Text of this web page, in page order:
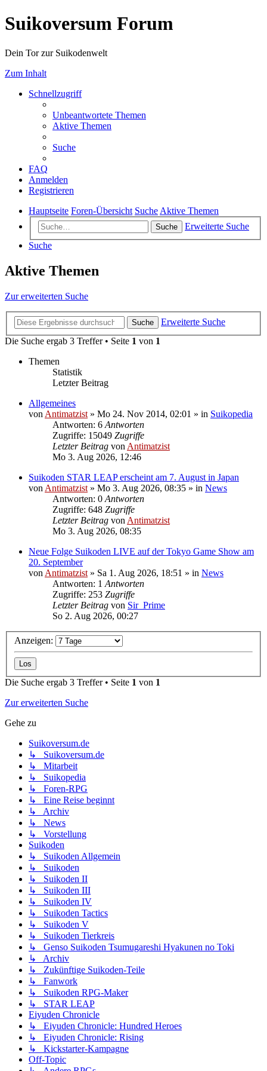
Suikoversum Forum
Dein Tor zur Suikodenwelt
Zum Inhalt
Schnellzugriff
Unbeantwortete Themen
Aktive Themen
Suche
FAQ
Anmelden
Registrieren
Hauptseite Foren-Übersicht Suche Aktive Themen
Suche
Erweiterte Suche
Suche
Aktive Themen
Zur erweiterten Suche
Suche
Erweiterte Suche
Die Suche ergab 3 Treffer • Seite 1 von 1
Themen
Statistik
Letzter Beitrag
Allgemeines
von Antimatzist » Mo 24. Nov 2014, 02:01 » in Suikopedia
Antworten: 6 Antworten
Zugriffe: 15049 Zugriffe
Letzter Beitrag von Antimatzist
Mo 3. Aug 2026, 12:46
Suikoden STAR LEAP erscheint am 7. August in Japan
von Antimatzist » Mo 3. Aug 2026, 08:35 » in News
Antworten: 0 Antworten
Zugriffe: 648 Zugriffe
Letzter Beitrag von Antimatzist
Mo 3. Aug 2026, 08:35
Neue Folge Suikoden LIVE auf der Tokyo Game Show am
20. September
von Antimatzist » Sa 1. Aug 2026, 18:51 » in News
Antworten: 1 Antworten
Zugriffe: 253 Zugriffe
Letzter Beitrag von Sir_Prime
So 2. Aug 2026, 00:27
Anzeigen:
Die Suche ergab 3 Treffer • Seite 1 von 1
Zur erweiterten Suche
Gehe zu
Suikoversum.de
↳ Suikoversum.de
↳ Mitarbeit
↳ Suikopedia
↳ Foren-RPG
↳ Eine Reise beginnt
↳ Archiv
↳ News
↳ Vorstellung
Suikoden
↳ Suikoden Allgemein
↳ Suikoden
↳ Suikoden II
↳ Suikoden III
↳ Suikoden IV
↳ Suikoden Tactics
↳ Suikoden V
↳ Suikoden Tierkreis
↳ Genso Suikoden Tsumugareshi Hyakunen no Toki
↳ Archiv
↳ Zukünftige Suikoden-Teile
↳ Fanwork
↳ Suikoden RPG-Maker
↳ STAR LEAP
Eiyuden Chronicle
↳ Eiyuden Chronicle: Hundred Heroes
↳ Eiyuden Chronicle: Rising
↳ Kickstarter-Kampagne
Off-Topic